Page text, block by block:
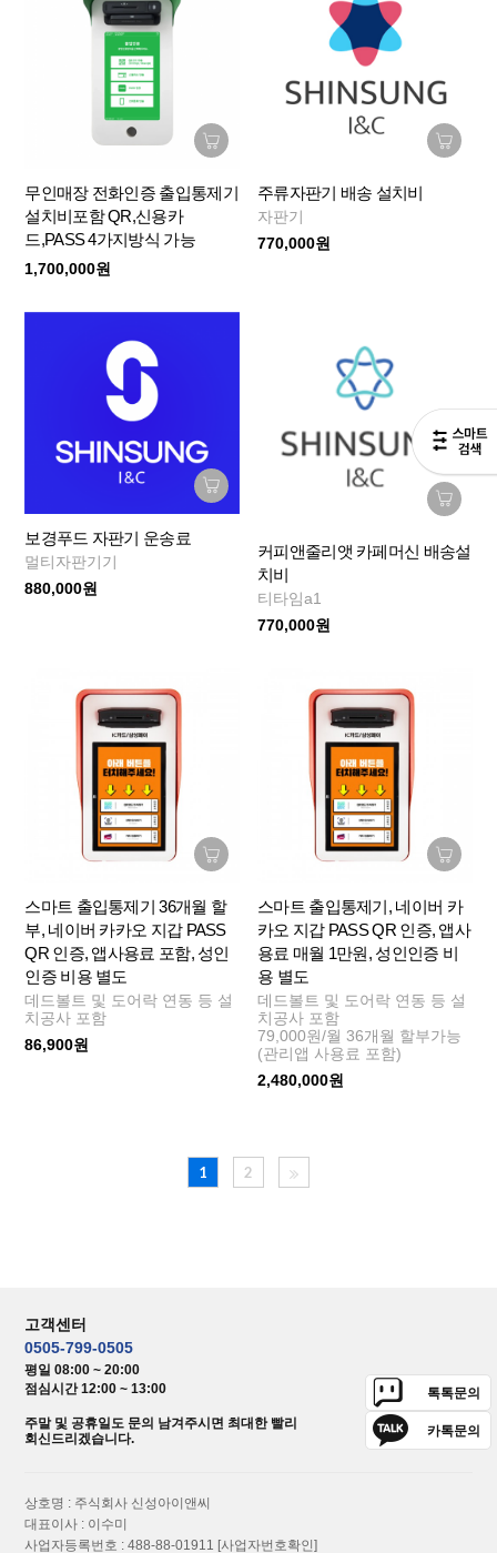
무인매장 전화인증 출입통제기
설치비포함 QR,신용카
드,PASS 4가지방식 가능
1,700,000원
주류자판기 배송 설치비
자판기
770,000원
보경푸드 자판기 운송료
멀티자판기기
880,000원
커피앤줄리앳 카페머신 배송설
치비
티타임a1
770,000원
스마트 출입통제기 36개월 할
부, 네이버 카카오 지갑 PASS
QR 인증, 앱사용료 포함, 성인
인증 비용 별도
데드볼트 및 도어락 연동 등 설
치공사 포함
86,900원
스마트 출입통제기, 네이버 카
카오 지갑 PASS QR 인증, 앱사
용료 매월 1만원, 성인인증 비
용 별도
데드볼트 및 도어락 연동 등 설
치공사 포함
79,000원/월 36개월 할부가능
(관리앱 사용료 포함)
2,480,000원
1 2
고객센터
0505-799-0505
평일 08:00 ~ 20:00
점심시간 12:00 ~ 13:00
주말 및 공휴일도 문의 남겨주시면 최대한 빨리
회신드리겠습니다.
톡톡문의
카톡문의
상호명 : 주식회사 신성아이앤씨
대표이사 : 이수미
사업자등록번호 : 488-88-01911 [사업자번호확인]